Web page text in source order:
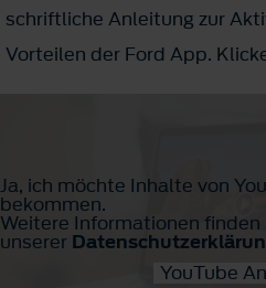
schriftliche Anleitung zur
Vorteilen der Ford App.
Ja, ich möchte Inhalte von
bekommen.
Weitere Informationen finden
unserer
YouTube